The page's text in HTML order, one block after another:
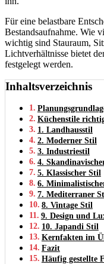
Für eine belastbare
Bestandsaufnahme. Wie
wichtig sind Stauraum,
Lichtverhältnisse bietet
festgelegt werden.
Inhaltsverzeichnis
Küchenstile
1. Landhausstil
2. Moderner Stil
3. Industriestil
4.
5. Klassischer Stil
6.
7. Mediterraner
8. Vintage Stil
9. Design und
10. Japandi Stil
Kernfakten im
Fazit
Häufig gestellte